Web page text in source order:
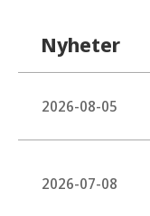
Nyheter
2026-08-05
2026-07-08